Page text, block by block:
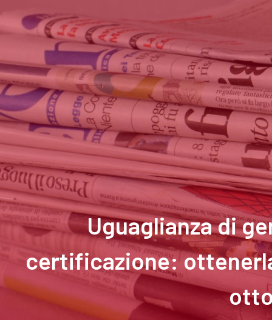
Uguaglianza di
certificazione: